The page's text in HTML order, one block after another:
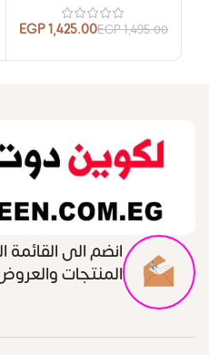
1,495.00
EGP
1,425.00
EGP
انضم الى القائمة
المنتجات